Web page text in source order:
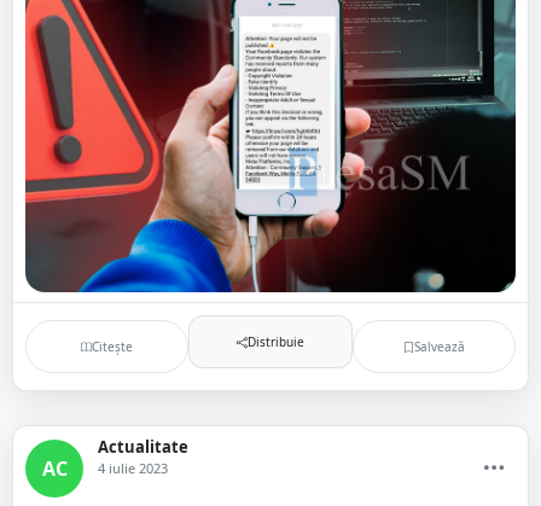
Citește Distribuie Salvează
AC
Actualitate
4 iulie 2023